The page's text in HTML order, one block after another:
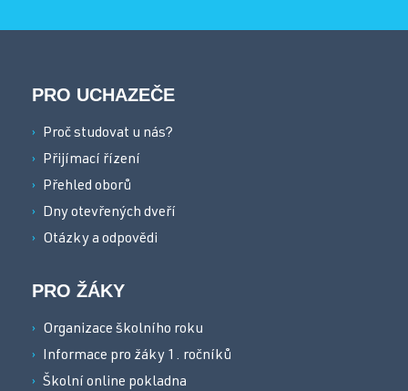
PRO UCHAZEČE
Proč studovat u nás?
Přijímací řízení
Přehled oborů
Dny otevřených dveří
Otázky a odpovědi
PRO ŽÁKY
Organizace školního roku
Informace pro žáky 1. ročníků
Školní online pokladna